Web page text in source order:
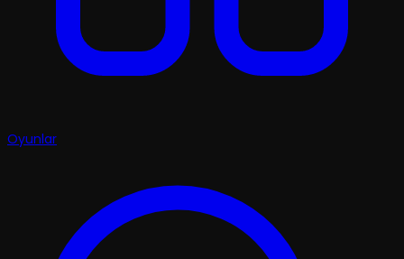
Oyunlar